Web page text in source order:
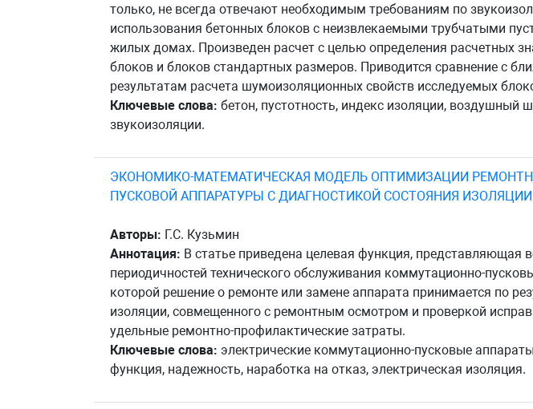
только, не всегда отвечают необходимым требованиям по
использования бетонных блоков с неизвлекаемыми трубчатыми
жилых домах. Произведен расчет с целью определения расчетных
блоков и блоков стандартных размеров. Приводится сравнение с
результатам расчета шумоизоляционных свойств исследуемых
Ключевые слова: бетон, пустотность, индекс изоляции, воздушный
звукоизоляции.
ЭКОНОМИКО-МАТЕМАТИЧЕСКАЯ МОДЕЛЬ ОПТИМИЗАЦИИ
ПУСКОВОЙ АППАРАТУРЫ С ДИАГНОСТИКОЙ СОСТОЯНИЯ ИЗОЛЯЦИИ
Авторы: Г.С. Кузьмин
Аннотация: В статье приведена целевая функция,
периодичностей технического обслуживания коммутационно-
которой решение о ремонте или замене аппарата принимается по
изоляции, совмещенного с ремонтным осмотром и проверкой
удельные ремонтно-профилактические затраты.
Ключевые слова: электрические коммутационно-пусковые
функция, надежность, наработка на отказ, электрическая изоляция.